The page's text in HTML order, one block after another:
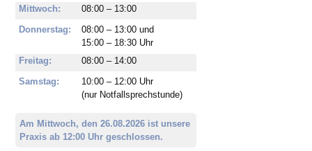
Mittwoch:
08:00 – 13:00
Donnerstag:
08:00 – 13:00 und
15:00 – 18:30 Uhr
Freitag:
08:00 – 14:00
Samstag:
10:00 – 12:00 Uhr
(nur Notfallsprechstunde)
Am Mittwoch, den 26.08.2026 ist unsere
Praxis ab 12:00 Uhr geschlossen.